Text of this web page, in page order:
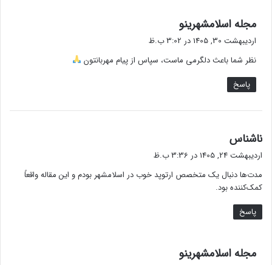
مجله اسلامشهرینو
ف
:
اردیبهشت 30, 1405 در 3:02 ب.ظ
نظر شما باعث دلگرمی ماست، سپاس از پیام مهربانتون
پاسخ
ناشناس
ف
:
اردیبهشت 24, 1405 در 3:36 ب.ظ
مدت‌ها دنبال یک متخصص ارتوپد خوب در اسلامشهر بودم و این مقاله واقعاً
کمک‌کننده بود.
پاسخ
مجله اسلامشهرینو